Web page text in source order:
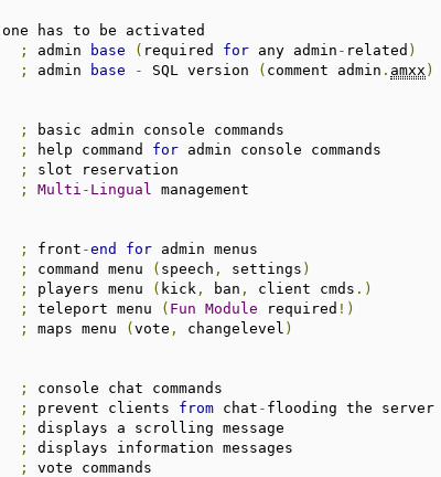
one has to be activated
; admin base ( required for any admin - related )
; admin base - SQL version ( comment admin . amxx )
;
basic admin console commands
; help command for admin console commands
;
slot reservation
; Multi - Lingual management
; front -end for admin menus
; command menu ( speech , settings )
; players menu ( kick , ban , client cmds .)
; teleport menu ( Fun Module required !)
; maps menu (vote , changelevel )
;
console chat commands
; prevent clients from chat - flooding the server
;
displays a scrolling message
;
displays information messages
; vote commands